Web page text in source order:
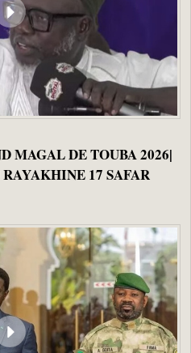
MAGAL DE TOUBA 2026|
17 SAFAR